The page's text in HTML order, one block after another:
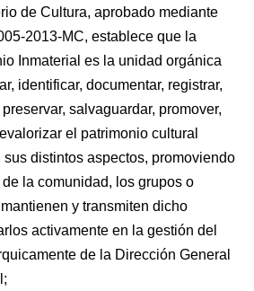
de Cultura, aprobado mediante
2013-MC, establece que la
Inmaterial es la unidad orgánica
identificar, documentar, registrar,
salvaguardar, promover,
el patrimonio cultural
distintos aspectos, promoviendo
la comunidad, los grupos o
y transmiten dicho
activamente en la gestión del
de la Dirección General